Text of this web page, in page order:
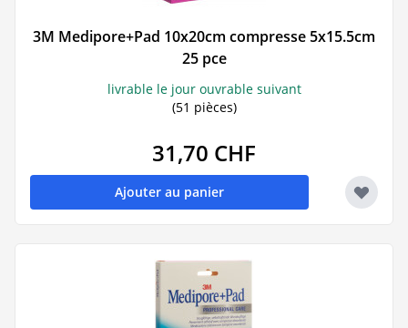
3M Medipore+Pad 10x20cm compresse 5x15.5cm
25 pce
livrable le jour ouvrable suivant
(51 pièces)
31,70 CHF
Ajouter au panier